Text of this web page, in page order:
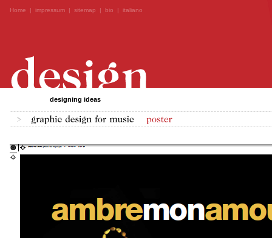
Home | impressum| sitemap | bio | italiano
designing ideas